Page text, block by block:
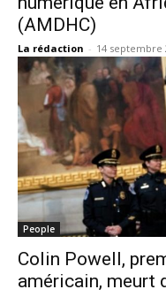
(AMDHC)
La rédaction - 14 septembre
People
Colin Powell,
américain, meurt